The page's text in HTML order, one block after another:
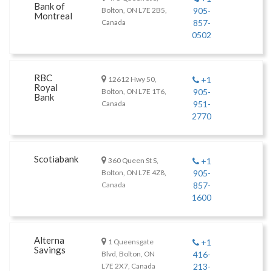
Bank of
Montreal
Bolton, ON L7E 2B5,
Canada
905-
857-
0502
RBC
Royal
Bank
12612 Hwy 50,
Bolton, ON L7E 1T6,
Canada
+1
905-
951-
2770
Scotiabank
360 Queen St S,
Bolton, ON L7E 4Z8,
Canada
+1
905-
857-
1600
Alterna
Savings
1 Queensgate
Blvd, Bolton, ON
L7E 2X7, Canada
+1
416-
213-